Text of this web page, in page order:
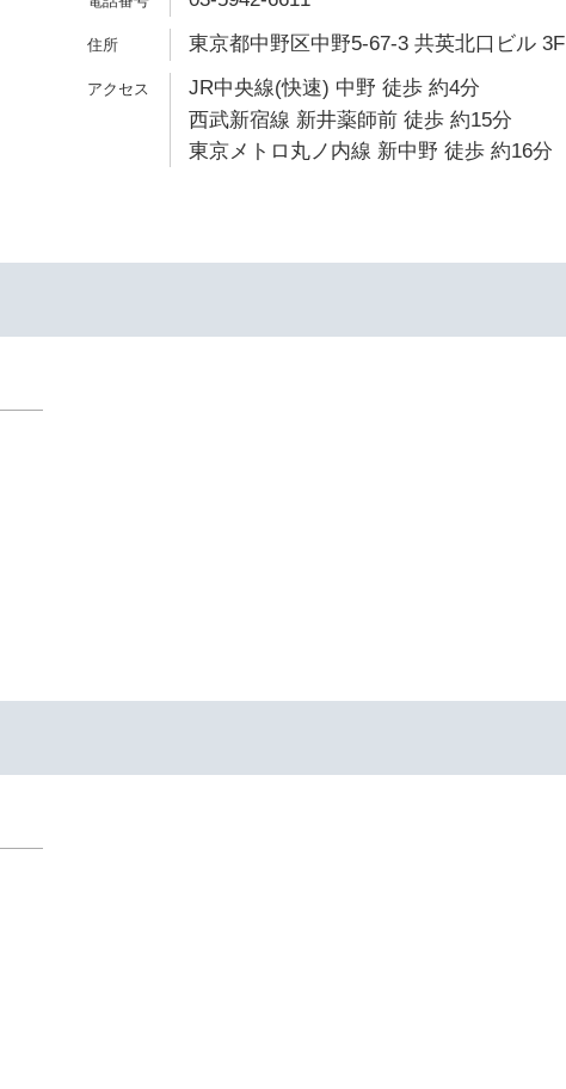
東京都中野区中野5-67-3 共英北口ビル 3F
JR中央線(快速) 中野 徒歩 約4分
西武新宿線 新井薬師前 徒歩 約15分
東京メトロ丸ノ内線 新中野 徒歩 約16分